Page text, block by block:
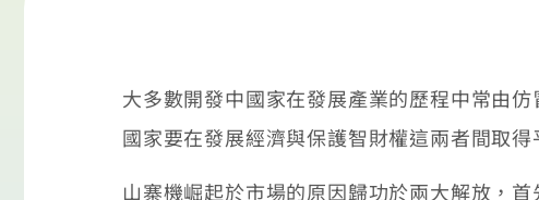
大多數開發中國家在發展產業的歷程中常由
國家要在發展經濟與保護智財權這兩者間取
山寨機崛起於市場的原因歸功於兩大解放，